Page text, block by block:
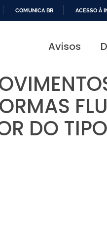
PARA
COMUNICA BR ACESSO À
Avisos
DO